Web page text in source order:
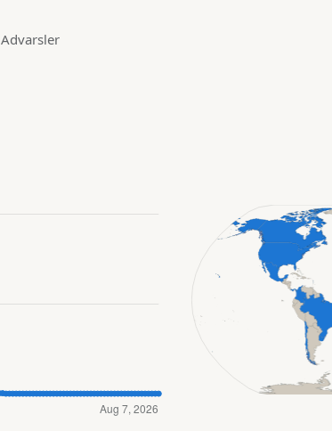
Advarsler